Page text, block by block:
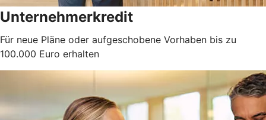
Unternehmerkredit
Für neue Pläne oder aufgeschobene Vorhaben bis zu
100.000 Euro erhalten